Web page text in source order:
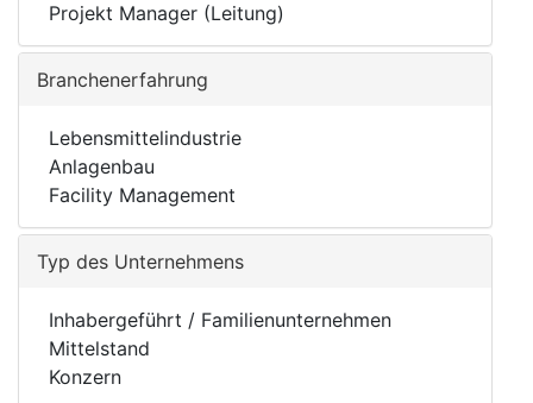
Projekt Manager (Leitung)
Branchenerfahrung
Lebensmittelindustrie
Anlagenbau
Facility Management
Typ des Unternehmens
Inhabergeführt / Familienunternehmen
Mittelstand
Konzern